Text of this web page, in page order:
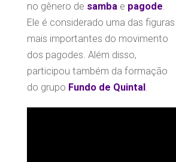
no gênero de sambae pagode.
Ele é considerado uma das figuras
mais importantes do movimento
dos pagodes. Além disso,
participou também da formação
do grupo Fundo de Quintal .